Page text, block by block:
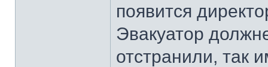
появится
Эвакуатор
отстранили, так